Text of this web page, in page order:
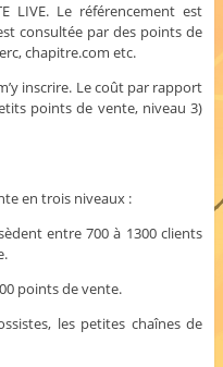
LIVE. Le référencement est
consultée par des points de
chapitre.com etc.
inscrire. Le coût par rapport
points de vente, niveau 3)
en trois niveaux :
entre 700 à 1300 clients
points de vente.
les petites chaînes de